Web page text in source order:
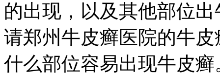
的出现，以及其他部位
请郑州牛皮癣医院的牛
什么部位容易出现牛皮癣